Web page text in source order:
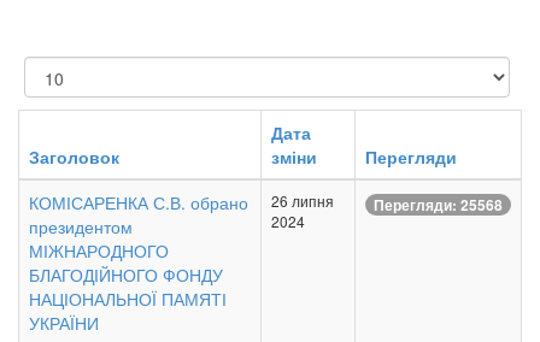
Показувати
Заголовок
Дата
зміни
Перегляди
КОМІСАРЕНКА С.В. обрано
президентом
МІЖНАРОДНОГО
БЛАГОДІЙНОГО ФОНДУ
НАЦІОНАЛЬНОЇ ПАМЯТІ
УКРАЇНИ
26 липня
2024
Перегляди: 25568